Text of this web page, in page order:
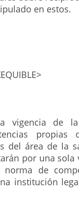
en estos.
vigencia de
propias
del área de la
por una sola
de
institución